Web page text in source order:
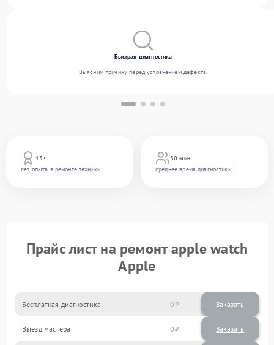
13+
лет опыта в ремонте техники
30 мин
среднее время диагностики
Быстрая диагностика
Выясним причину перед устранением дефекта.
Прайс лист на ремонт apple watch
Apple
Бесплатная диагностика 0 Заказать
Выезд мастера 0 Заказать